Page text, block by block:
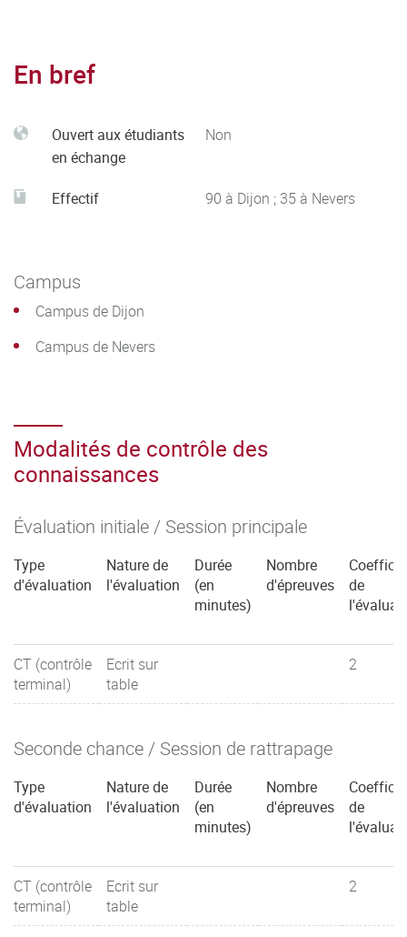
En bref
Ouvert aux étudiants
en échange
Non
Effectif 90 à Dijon ; 35 à Nevers
Campus
Campus de Dijon
Campus de Nevers
Modalités de contrôle des
connaissances
Évaluation initiale / Session principale
Type
d'évaluation
Nature de
l'évaluation
Durée
(en
minutes)
Nombre
d'épreuves
de
CT (contrôle
terminal)
Ecrit sur
table
2
Seconde chance / Session de rattrapage
Type
d'évaluation
Nature de
l'évaluation
Durée
(en
minutes)
Nombre
d'épreuves
de
CT (contrôle
terminal)
Ecrit sur
table
2